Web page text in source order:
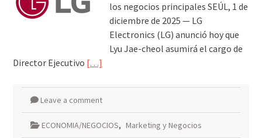
los negocios principales SEÚL, 1 de
diciembre de 2025 — LG
Electronics (LG) anunció hoy que
Lyu Jae-cheol asumirá el cargo de
Director Ejecutivo […]
Leave a comment
ECONOMIA/NEGOCIOS, Marketing y Negocios